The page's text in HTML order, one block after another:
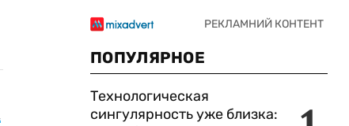
ПОПУЛЯРНОЕ
Технологическая
сингулярность уже близка: